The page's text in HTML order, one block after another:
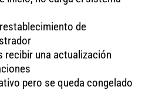
de
recibir una actualización
pero se queda congelado